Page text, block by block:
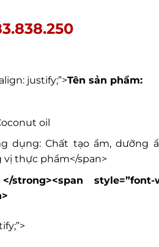
justify;”>Tên sản phẩm:
oil
dụng: Chất tạo ẩm, dưỡng
thực phẩm</span>
strong><span style=”font-